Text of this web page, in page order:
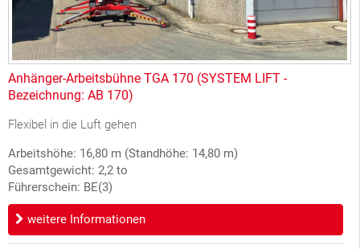
Anhänger-Arbeitsbühne TGA 170 (SYSTEM LIFT -
Bezeichnung: AB 170)
Flexibel in die Luft gehen
Arbeitshöhe: 16,80 m (Standhöhe: 14,80 m)
Gesamtgewicht: 2,2 to
Führerschein: BE(3)
weitere Informationen